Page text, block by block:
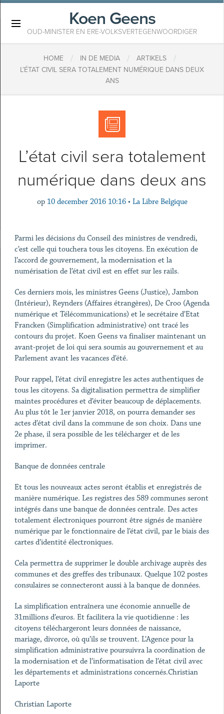
Koen Geens
OUD-MINISTER EN ERE-VOLKSVERTEGENWOORDIGER
HOME / IN DE MEDIA / ARTIKELS /
L’ÉTAT CIVIL SERA TOTALEMENT NUMÉRIQUE DANS DEUX
ANS
L’état civil sera totalement
numérique dans deux ans
op 10 december 2016 10:16 • La Libre Belgique
Parmi les décisions du Conseil des ministres de vendredi,
c’est celle qui touchera tous les citoyens. En exécution de
l’accord de gouvernement, la modernisation et la
numérisation de l’état civil est en effet sur les rails.
Ces derniers mois, les ministres Geens (Justice), Jambon
(Intérieur), Reynders (Affaires étrangères), De Croo (Agenda
numérique et Télécommunications) et le secrétaire d’Etat
Francken (Simplification administrative) ont tracé les
contours du projet. Koen Geens va finaliser maintenant un
avant-projet de loi qui sera soumis au gouvernement et au
Parlement avant les vacances d’été.
Pour rappel, l’état civil enregistre les actes authentiques de
tous les citoyens. Sa digitalisation permettra de simplifier
maintes procédures et d’éviter beaucoup de déplacements.
Au plus tôt le 1er janvier 2018, on pourra demander ses
actes d’état civil dans la commune de son choix. Dans une
2e phase, il sera possible de les télécharger et de les
imprimer.
Banque de données centrale
Et tous les nouveaux actes seront établis et enregistrés de
manière numérique. Les registres des 589 communes seront
intégrés dans une banque de données centrale. Des actes
totalement électroniques pourront être signés de manière
numérique par le fonctionnaire de l’état civil, par le biais des
cartes d’identité électroniques.
Cela permettra de supprimer le double archivage auprès des
communes et des greffes des tribunaux. Quelque 102 postes
consulaires se connecteront aussi à la banque de données.
La simplification entraînera une économie annuelle de
31millions d’euros. Et facilitera la vie quotidienne : les
citoyens téléchargeront leurs données de naissance,
mariage, divorce, où qu’ils se trouvent. L’Agence pour la
simplification administrative poursuivra la coordination de
la modernisation et de l’informatisation de l’état civil avec
les départements et administrations concernés.Christian
Laporte
Christian Laporte